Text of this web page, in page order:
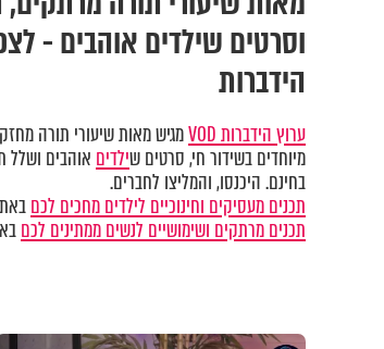
וסרטים שילדים אוהבים -
הידברות
ערוץ הידברות VOD מגיש מאות שיעורי תורה
מיוחדים בשידור חי, סרטים שילדים אוהבים ושלל
בחינם. היכנסו, והמליצו לחברים.
תכנים מעסיקים וחינוכיים לילדים מחכים לכם
תכנים מרתקים ושימושיים לנשים ממתינים לכם